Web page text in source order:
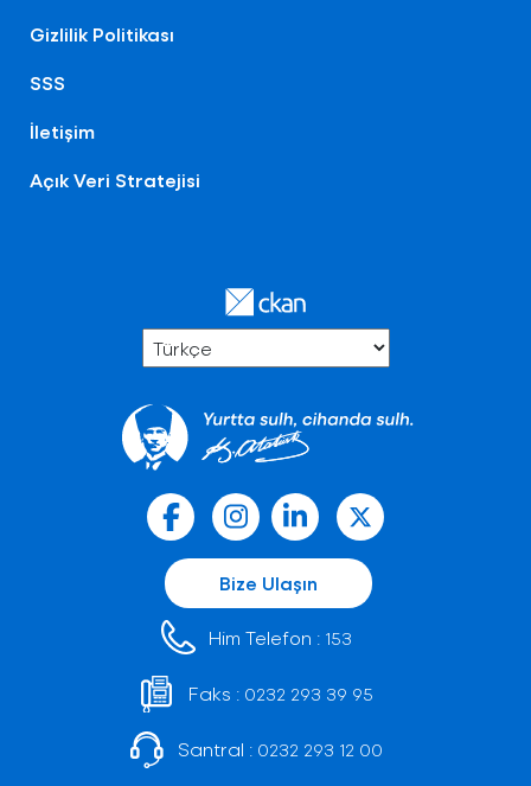
Gizlilik Politikası
SSS
İletişim
Açık Veri Stratejisi
Bize Ulaşın
Him Telefon : 153
Faks : 0232 293 39 95
Santral : 0232 293 12 00